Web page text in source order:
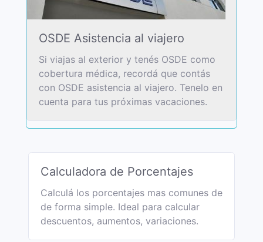
OSDE Asistencia al viajero
Si viajas al exterior y tenés OSDE como
cobertura médica, recordá que contás
con OSDE asistencia al viajero. Tenelo en
cuenta para tus próximas vacaciones.
Calculadora de Porcentajes
Calculá los porcentajes mas comunes de
de forma simple. Ideal para calcular
descuentos, aumentos, variaciones.